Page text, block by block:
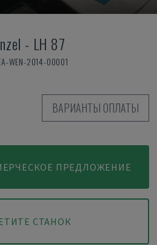
- LH 87
WEN-2014-00001
ВАРИАНТЫ ОПЛАТЫ
ПРЕДЛОЖЕНИЕ
СТАНОК